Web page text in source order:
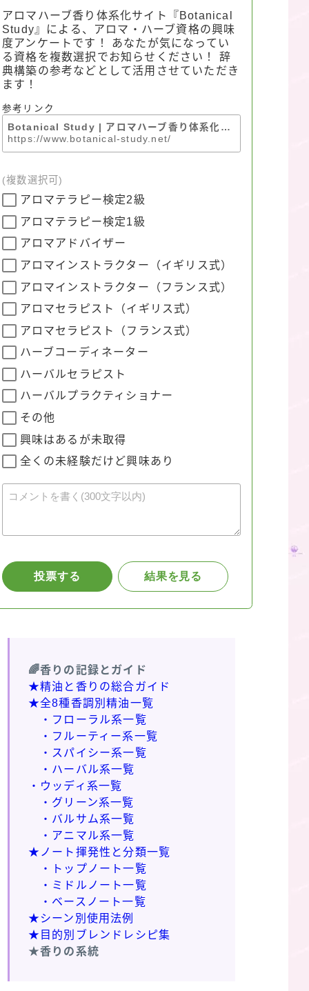
🌈香りの記録とガイド
★精油と香りの総合ガイド
★全8種香調別精油一覧
・フローラル系一覧
・フルーティー系一覧
・スパイシー系一覧
・ハーバル系一覧
・ウッディ系一覧
・グリーン系一覧
・バルサム系一覧
・アニマル系一覧
★ノート揮発性と分類一覧
・トップノート一覧
・ミドルノート一覧
・ベースノート一覧
★シーン別使用法例
★目的別ブレンドレシピ集
★香りの系統